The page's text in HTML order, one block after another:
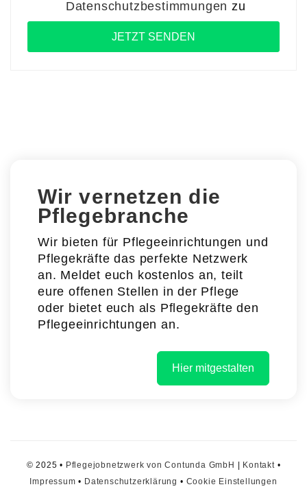
Datenschutzbestimmungen zu
Wir vernetzen die
Pflegebranche
Wir bieten für Pflegeeinrichtungen und
Pflegekräfte das perfekte Netzwerk
an. Meldet euch kostenlos an, teilt
eure offenen Stellen in der Pflege
oder bietet euch als Pflegekräfte den
Pflegeeinrichtungen an.
Hier mitgestalten
© 2025 • Pflegejobnetzwerk von Contunda GmbH Kontakt•
Impressum • Datenschutzerklärung • Cookie Einstellungen